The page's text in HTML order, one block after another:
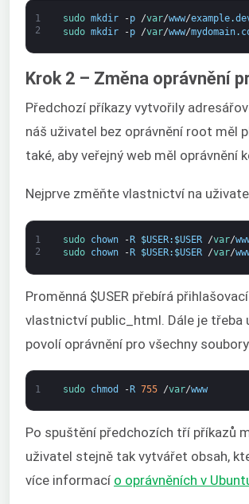
1
2
sudo mkdir -p /var/www/example.
sudo mkdir -p /var/www/mydomain.
Krok 2 – Změna oprávnění
Předchozí příkazy vytvořily
náš uživatel bez oprávnění root měl
také, aby veřejný web měl oprávnění
Nejprve změňte vlastnictví na
1
2
sudo chown -R $USER: $USER /var/
sudo chown - R $USER: $USER /var/
Proměnná $USER přebírá
vlastnictví public_html. Dále je třeba
povolí oprávnění pro všechny
1 sudo chmod - R 755 /var/www
Po spuštění předchozích tří příkazů
uživatel stejně tak vytvářet obsah,
více informací o oprávněních v